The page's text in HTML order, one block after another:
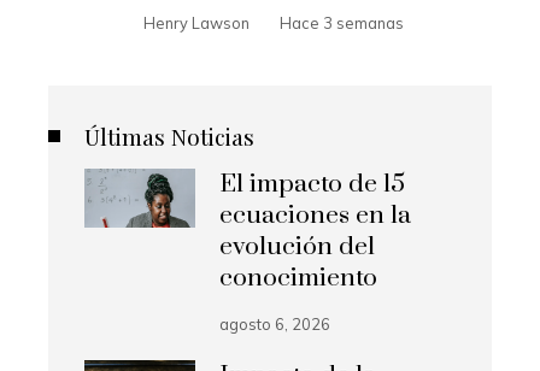
Henry Lawson Hace 3 semanas
Últimas Noticias
El impacto de 15
ecuaciones en la
evolución del
conocimiento
agosto 6, 2026